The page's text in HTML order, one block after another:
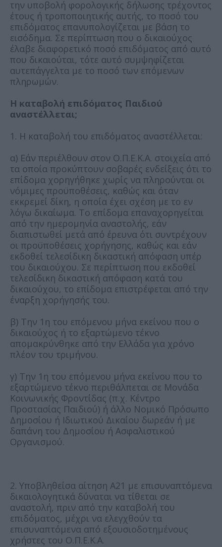
την υποβολή φορολογικής δήλωσης τρέχοντος
έτους ή τροποποιητικής αυτής, το ποσό του
επιδόματος επανυπολογίζεται με βάση το
εισόδημα. Σε περίπτωση που ο δικαιούχος
έλαβε διαφορετικό ποσό επιδόματος από αυτό
που δικαιούται, τότε αυτό συμψηφίζεται
αυτεπάγγελτα με το ποσό των επόμενων
πληρωμών.
Η καταβολή επιδόματος Παιδιού
αναστέλλεται;
1. Η καταβολή του επιδόματος αναστέλλεται:
α) Εάν περιέλθουν στον Ο.Π.Ε.Κ.Α. στοιχεία από
τα οποία προκύπτουν σοβαρές ενδείξεις ότι το
επίδομα χορηγήθηκε χωρίς να πληρούνται οι
νόμιμες προϋποθέσεις, καθώς και όταν
εκκρεμεί δίκη, η οποία έχει σχέση με το εν
λόγω δικαίωμα. Το επίδομα επαναχορηγείται
από την ημερομηνία αναστολής, εάν
διαπιστωθεί μετά από έρευνα ότι συντρέχουν
οι προϋποθέσεις χορήγησης, καθώς και εάν
εκδοθεί τελεσίδικη δικαστική απόφαση υπέρ
του δικαιούχου. Σε περίπτωση που εκδοθεί
τελεσίδικη δικαστική απόφαση κατά του
δικαιούχου, το επίδομα επιστρέφεται από την
έναρξη χορήγησής του.
β) Την 1η του επόμενου μήνα εκείνου που ο
δικαιούχος ή το εξαρτώμενο τέκνο
απομακρύνθηκε από την Ελλάδα για χρόνο
πλέον του τριμήνου.
γ) Την 1η του επόμενου μήνα εκείνου που το
εξαρτώμενο τέκνο περιθάλπεται σε Μονάδα
Κοινωνικής Φροντίδας (π.χ. Κέντρο
Προστασίας Παιδιού) ή άλλο Νομικό Πρόσωπο
Δημοσίου ή Ιδιωτικού Δικαίου δωρεάν ή με
δαπάνη του Δημοσίου ή Ασφαλιστικού
Οργανισμού.
2. Υποβληθείσα αίτηση Α21 με επισυναπτόμενα
δικαιολογητικά δύναται να τίθεται σε
αναστολή, πριν από την καταβολή του
επιδόματος, μέχρι να ελεγχθούν τα
επισυναπτόμενα από εξουσιοδοτημένους
χρήστες του Ο.Π.Ε.Κ.Α.